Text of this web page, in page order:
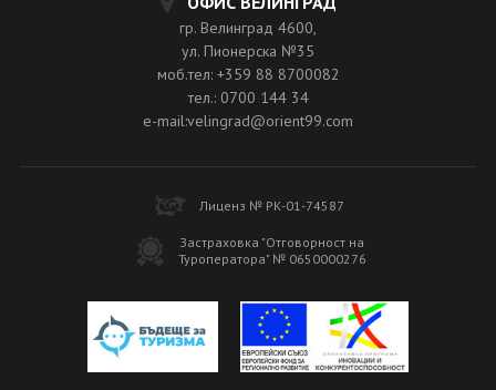
гр. Велинград 4600,
ул. Пионерска №35
моб.тел: +359 88 8700082
тел.: 0700 144 34
e-mail:velingrad@orient99.com
Лиценз № РК-01-74587
Застраховка "Отговорност на
Туроператора" № 0650000276